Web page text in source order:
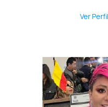
Ver Perfil